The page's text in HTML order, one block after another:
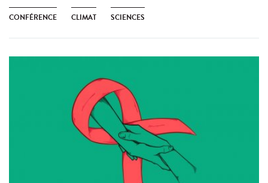
CONFÉRENCE CLIMAT SCIENCES